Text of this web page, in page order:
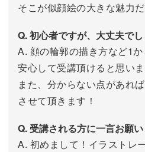
そこが似顔絵の大きな魅力
Q. 初心者ですが、大丈夫で
A. 顔の輪郭の描き方など1か
安心して受講頂けると思いま
また、分からない点があれ
させて頂きます！
Q. 受講される方に一言お願
A. 初めまして！イラストレ